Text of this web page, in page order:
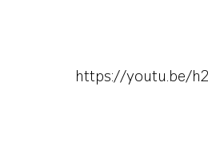
https://youtu.be/